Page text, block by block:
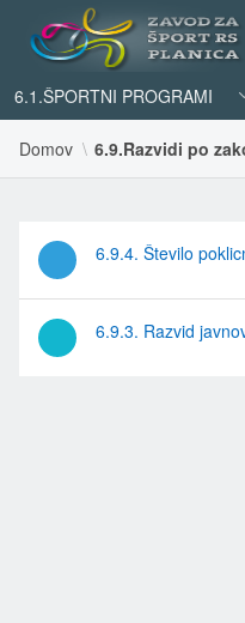
6.1.ŠPORTNI PROGRAMI
Domov 6.9.Razvidi po
6.9.4. Število
6.9.3. Razvid